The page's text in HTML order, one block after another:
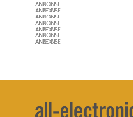
ANZEIGE
ANZEIGE
ANZEIGE
ANZEIGE
ANZEIGE
ANZEIGE
ANZEIGE